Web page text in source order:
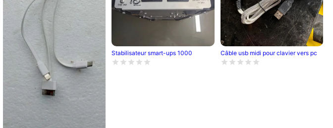
Stabilisateur smart-ups 1000 Câble usb midi pour clavier vers pc